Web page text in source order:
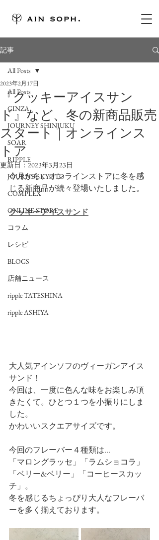
記事
All Posts
GINZA
JOURNEY SHINJUKU
SOAR
RIPPLE
JOURNEY KYOTO
COMPLEX
ONLINE STORE
コラム
レシピ
BLOGS
店舗ニュース
ripple TATESHINA
ripple ASHIYA
All Posts
『クッキーアイスサン
ド』など、冬の新商品販売
スタート｜オンラインス
トア
2023年2月17日
更新日：2023年3月23日
今月から、オンラインストアに冬を感
じる新商品が続々登場いたしました。
クッキーアイスサンド
大人気アインソフのヴィーガンアイス
サンド！
今回は、一度に色んな味をお楽しみ頂
きたくて。ひとつ１つを小振りにしま
した。
かわいいスクエアサイズです。
今回のフレーバー４種類は...
「マロングラッセ」「ラムショコラ」
「ベリー&ベリー」「コーヒースカッ
チ」。
冬を感じるちょっぴり大人なフレーバ
ーを多く揃えております。